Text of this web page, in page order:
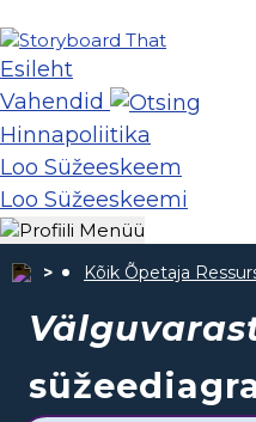
Esileht
Vahendid
Hinnapoliitika
Loo Süžeeskeem
Loo Süžeeskeemi
Kõik Õpetaja